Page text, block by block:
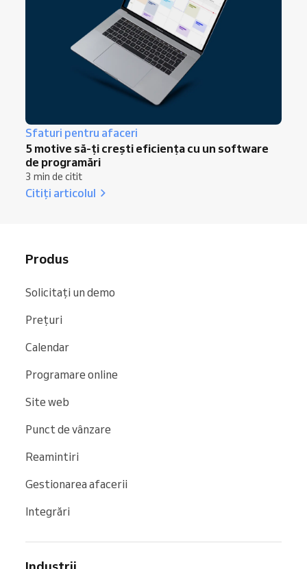
Sfaturi pentru afaceri
5 motive să-ți crești eficiența cu un software
de programări
3 min de citit
Citiți articolul
Produs
Solicitați un demo
Prețuri
Calendar
Programare online
Site web
Punct de vânzare
Reamintiri
Gestionarea afacerii
Integrări